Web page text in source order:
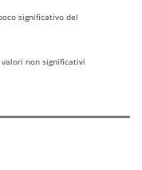
significativo del
non significativi